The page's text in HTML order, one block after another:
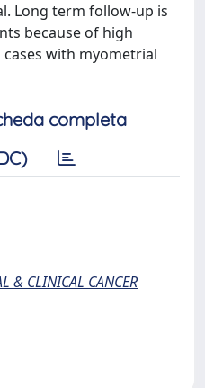
Long term follow-up is
because of high
with myometrial
completa
& CLINICAL CANCER